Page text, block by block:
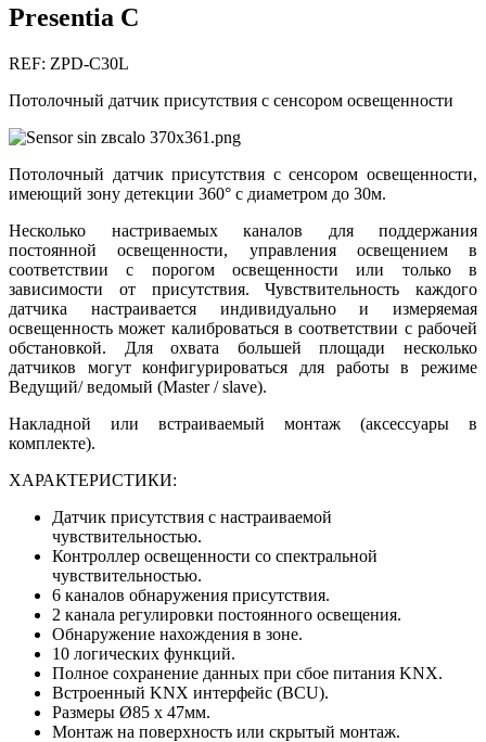
Presentia C
REF: ZPD-C30L
Потолочный датчик присутствия с сенсором освещенности
Потолочный датчик присутствия с сенсором освещенности,
имеющий зону детекции 360° с диаметром до 30м.
Несколько настриваемых каналов для поддержания
постоянной освещенности, управления освещением в
соответствии с порогом освещенности или только в
зависимости от присутствия. Чувствительность каждого
датчика настраивается индивидуально и измеряемая
освещенность может калиброваться в соответствии с рабочей
обстановкой. Для охвата большей площади несколько
датчиков могут конфигурироваться для работы в режиме
Ведущий/ ведомый (Master / slave).
Накладной или встраиваемый монтаж (аксессуары в
комплекте).
ХАРАКТЕРИСТИКИ:
Датчик присутствия с настраиваемой
чувствительностью.
Контроллер освещенности со спектральной
чувствительностью.
6 каналов обнаружения присутствия.
2 канала регулировки постоянного освещения.
Обнаружение нахождения в зоне.
10 логических функций.
Полное сохранение данных при сбое питания KNX.
Встроенный KNX интерфейс (BCU).
Размеры Ø85 x 47мм.
Монтаж на поверхность или скрытый монтаж.